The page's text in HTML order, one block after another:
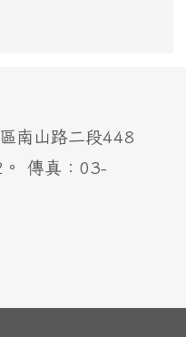
南山路二段448
傳真：03-